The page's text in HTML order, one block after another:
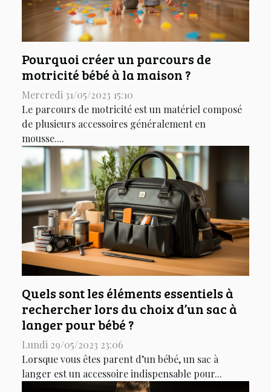
Pourquoi créer un parcours de
motricité bébé à la maison ?
Mercredi 31/05/2023 15:10
Le parcours de motricité est un matériel composé
de plusieurs accessoires généralement en
mousse....
Quels sont les éléments essentiels à
rechercher lors du choix d’un sac à
langer pour bébé ?
Lundi 29/05/2023 23:06
Lorsque vous êtes parent d’un bébé, un sac à
langer est un accessoire indispensable pour...